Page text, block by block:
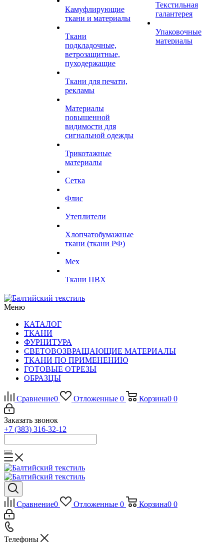
Камуфлирующие
ткани и материалы
Ткани
подкладочные,
ветрозащитные,
пуходержащие
Ткани для печати,
рекламы
Материалы
повышенной
видимости для
сигнальной одежды
Трикотажные
материалы
Сетка
Флис
Утеплители
Хлопчатобумажные
ткани (ткани РФ)
Мех
Ткани ПВХ
Текстильная
галантерея
Упаковочные
материалы
Меню
КАТАЛОГ
ТКАНИ
ФУРНИТУРА
СВЕТОВОЗВРАЩАЮЩИЕ МАТЕРИАЛЫ
ТКАНИ ПО ПРИМЕНЕНИЮ
ГОТОВЫЕ ОТРЕЗЫ
ОБРАЗЦЫ
Сравнение0 Отложенные 0 Корзина0 0
Заказать звонок
+7 (383) 316-32-12
Сравнение0 Отложенные 0 Корзина0 0
Телефоны